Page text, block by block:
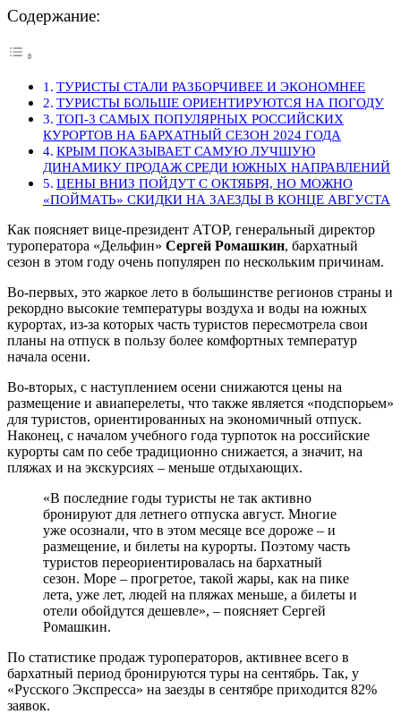
Содержание:
ТУРИСТЫ СТАЛИ РАЗБОРЧИВЕЕ И ЭКОНОМНЕЕ
ТУРИСТЫ БОЛЬШЕ ОРИЕНТИРУЮТСЯ НА ПОГОДУ
ТОП-3 САМЫХ ПОПУЛЯРНЫХ РОССИЙСКИХ
КУРОРТОВ НА БАРХАТНЫЙ СЕЗОН 2024 ГОДА
КРЫМ ПОКАЗЫВАЕТ САМУЮ ЛУЧШУЮ
ДИНАМИКУ ПРОДАЖ СРЕДИ ЮЖНЫХ НАПРАВЛЕНИЙ
ЦЕНЫ ВНИЗ ПОЙДУТ С ОКТЯБРЯ, НО МОЖНО
«ПОЙМАТЬ» СКИДКИ НА ЗАЕЗДЫ В КОНЦЕ АВГУСТА
Как поясняет вице-президент АТОР, генеральный директор
туроператора «Дельфин» Сергей Ромашкин, бархатный
сезон в этом году очень популярен по нескольким причинам.
Во-первых, это жаркое лето в большинстве регионов страны и
рекордно высокие температуры воздуха и воды на южных
курортах, из-за которых часть туристов пересмотрела свои
планы на отпуск в пользу более комфортных температур
начала осени.
Во-вторых, с наступлением осени снижаются цены на
размещение и авиаперелеты, что также является «подспорьем»
для туристов, ориентированных на экономичный отпуск.
Наконец, с началом учебного года турпоток на российские
курорты сам по себе традиционно снижается, а значит, на
пляжах и на экскурсиях – меньше отдыхающих.
«В последние годы туристы не так активно
бронируют для летнего отпуска август. Многие
уже осознали, что в этом месяце все дороже – и
размещение, и билеты на курорты. Поэтому часть
туристов переориентировалась на бархатный
сезон. Море – прогретое, такой жары, как на пике
лета, уже лет, людей на пляжах меньше, а билеты и
отели обойдутся дешевле», – поясняет Сергей
Ромашкин.
По статистике продаж туроператоров, активнее всего в
бархатный период бронируются туры на сентябрь. Так, у
«Русского Экспресса» на заезды в сентябре приходится 82%
заявок.